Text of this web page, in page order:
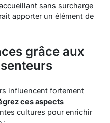
sans surcharge
apporter un élément de
grâce aux
influencent fortement
ces aspects
cultures pour enrichir